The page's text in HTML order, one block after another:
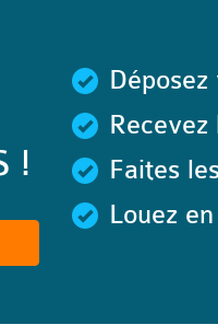
!
Faites
Louez